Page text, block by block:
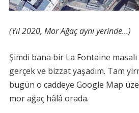
(Yıl 2020, Mor Ağaç aynı yerinde…)
Şimdi bana bir La Fontaine
gerçek ve bizzat yaşadım. Tam
bugün o caddeye Google Map
mor ağaç hâlâ orada.